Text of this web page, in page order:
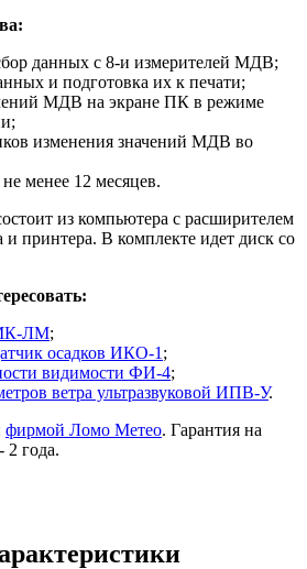
данных с 8-и измерителей МДВ;
и подготовка их к печати;
МДВ на экране ПК в режиме
изменения значений МДВ во
менее 12 месяцев.
из компьютера с расширителем
принтера. В комплекте идет диск со
ЛМ;
осадков ИКО-1 ;
видимости ФИ-4;
ветра ультразвуковой ИПВ-У.
фирмой Ломо Метео. Гарантия на
2 года.